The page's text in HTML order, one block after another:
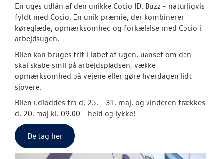
En uges udlån af den unikke Cocio ID. Buzz - naturligvis
fyldt med Cocio. En unik præmie, der kombinerer
køreglæde, opmærksomhed og forkælelse med Cocio i
arbejdsugen.
Bilen kan bruges frit i løbet af ugen, uanset om den
skal skabe smil på arbejdspladsen, vække
opmærksomhed på vejene eller gøre hverdagen lidt
sjovere.
Bilen udloddes fra d. 25. - 31. maj, og vinderen trækkes
d. 20. maj kl. 09.00 - held og lykke!
Deltag her